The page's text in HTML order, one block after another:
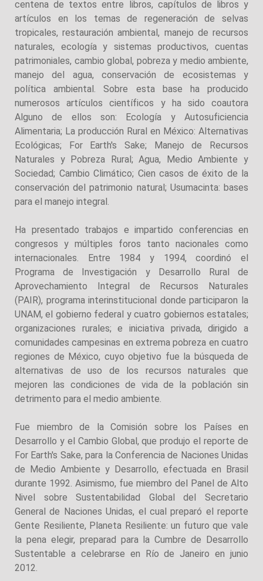
centena de textos entre libros, capítulos de libros y
artículos en los temas de regeneración de selvas
tropicales, restauración ambiental, manejo de recursos
naturales, ecología y sistemas productivos, cuentas
patrimoniales, cambio global, pobreza y medio ambiente,
manejo del agua, conservación de ecosistemas y
política ambiental. Sobre esta base ha producido
numerosos artículos científicos y ha sido coautora
Alguno de ellos son: Ecología y Autosuficiencia
Alimentaria; La producción Rural en México: Alternativas
Ecológicas; For Earth's Sake; Manejo de Recursos
Naturales y Pobreza Rural; Agua, Medio Ambiente y
Sociedad; Cambio Climático; Cien casos de éxito de la
conservación del patrimonio natural; Usumacinta: bases
para el manejo integral.
Ha presentado trabajos e impartido conferencias en
congresos y múltiples foros tanto nacionales como
internacionales. Entre 1984 y 1994, coordinó el
Programa de Investigación y Desarrollo Rural de
Aprovechamiento Integral de Recursos Naturales
(PAIR), programa interinstitucional donde participaron la
UNAM, el gobierno federal y cuatro gobiernos estatales;
organizaciones rurales; e iniciativa privada, dirigido a
comunidades campesinas en extrema pobreza en cuatro
regiones de México, cuyo objetivo fue la búsqueda de
alternativas de uso de los recursos naturales que
mejoren las condiciones de vida de la población sin
detrimento para el medio ambiente.
Fue miembro de la Comisión sobre los Países en
Desarrollo y el Cambio Global, que produjo el reporte de
For Earth's Sake, para la Conferencia de Naciones Unidas
de Medio Ambiente y Desarrollo, efectuada en Brasil
durante 1992. Asimismo, fue miembro del Panel de Alto
Nivel sobre Sustentabilidad Global del Secretario
General de Naciones Unidas, el cual preparó el reporte
Gente Resiliente, Planeta Resiliente: un futuro que vale
la pena elegir, preparad para la Cumbre de Desarrollo
Sustentable a celebrarse en Río de Janeiro en junio
2012.